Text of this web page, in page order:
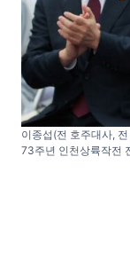
이종섭(전 호주대사,
73주년 인천상륙작전